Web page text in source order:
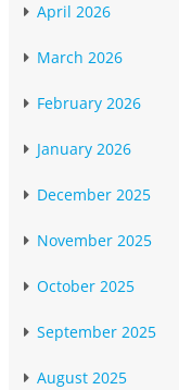
April 2026
March 2026
February 2026
January 2026
December 2025
November 2025
October 2025
September 2025
August 2025